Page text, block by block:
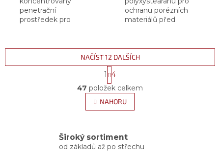
penetrační
prostředek pro
ochranu porézních
materiálů před
vnikáním vody,
agresivními
chemikáliemi a
působením...
O
v
l
á
c
í
NAČÍST 12 DALŠÍCH
S
t
r
á
n
k
á
n
1
4
47 položek celkem
NAHORU
Široký sortiment
od základů až po střechu